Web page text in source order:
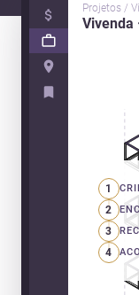
Projetos /
Vivenda
1
2
3
4